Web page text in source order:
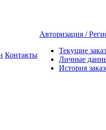
Контакты
Авторизация /
Текущие
Личные
История